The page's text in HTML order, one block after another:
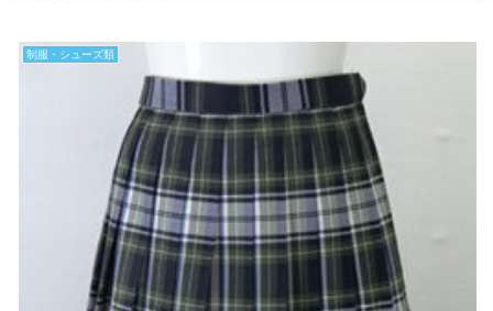
制服・シューズ類